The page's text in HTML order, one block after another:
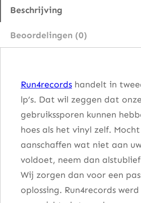
I
Beschrijving
Beoordelingen (0)
Run4records handelt in
lp’s. Dat wil zeggen dat
gebruikssporen kunnen
hoes als het vinyl zelf.
aanschaffen wat niet aan
voldoet, neem dan
Wij zorgen dan voor een
oplossing. Run4records werd